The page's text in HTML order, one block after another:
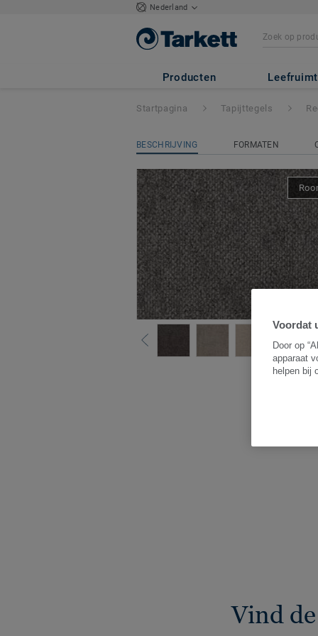
Nederland
Producten
Recharge -
Startpagina Tapijttegels
BESCHRIJVING FORMATEN
Vind
Voordat
Door op
apparaat
helpen bij